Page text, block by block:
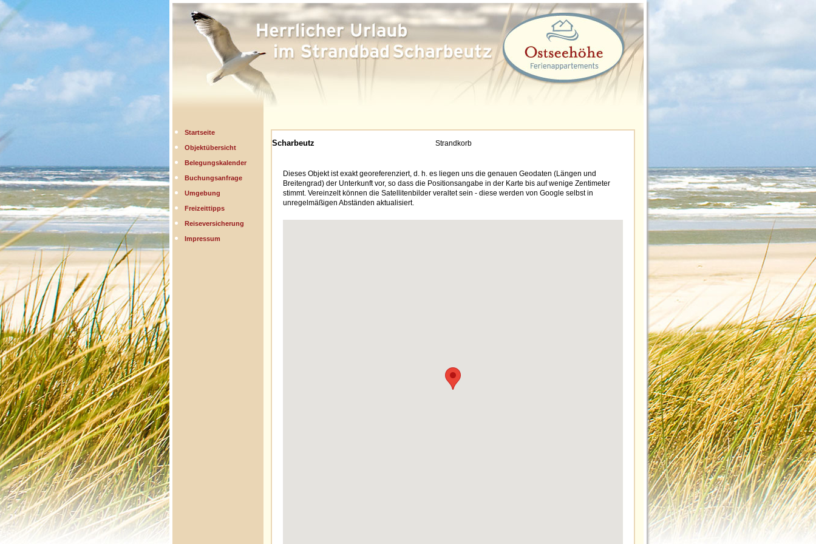
Startseite
Objektübersicht
Belegungskalender
Buchungsanfrage
Umgebung
Freizeittipps
Reiseversicherung
Impressum
Scharbeutz Strandkorb
Dieses Objekt ist exakt georeferenziert, d. h. es liegen uns die genauen Geodaten (Längen und
Breitengrad) der Unterkunft vor, so dass die Positionsangabe in der Karte bis auf wenige Zentimeter
stimmt. Vereinzelt können die Satellitenbilder veraltet sein - diese werden von Google selbst in
unregelmäßigen Abständen aktualisiert.